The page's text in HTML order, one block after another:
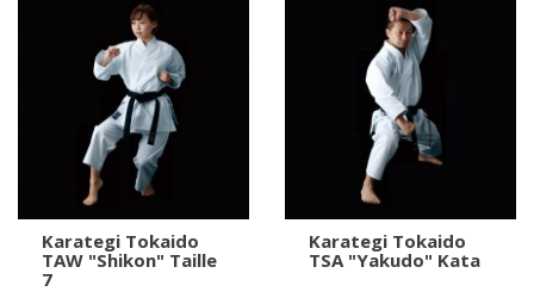
Karategi Tokaido
TAW "Shikon" Taille
7
Karategi Tokaido
TSA "Yakudo" Kata